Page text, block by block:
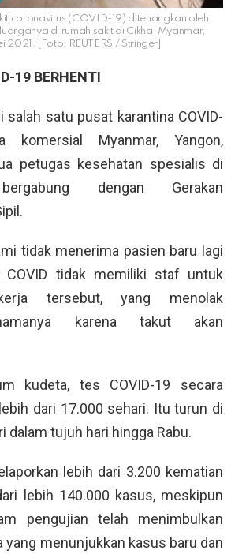
coronavirus (COVID-19) ditenangkan oleh
di rumah sakit di Cikha, Myanmar,
2021. [Foto: REUTERS / Stringer]
19 BERHENTI
salah satu pusat karantina COVID-
Myanmar, Yangon,
petugas kesehatan spesialis di
dengan Gerakan
tidak menerima pasien baru lagi
COVID tidak memiliki staf untuk
tersebut, yang menolak
karena takut akan
kudeta, tes COVID-19 secara
dari 17.000 sehari. Itu turun di
dalam tujuh hari hingga Rabu.
lebih dari 3.200 kematian
lebih 140.000 kasus, meskipun
pengujian telah menimbulkan
yang menunjukkan kasus baru dan